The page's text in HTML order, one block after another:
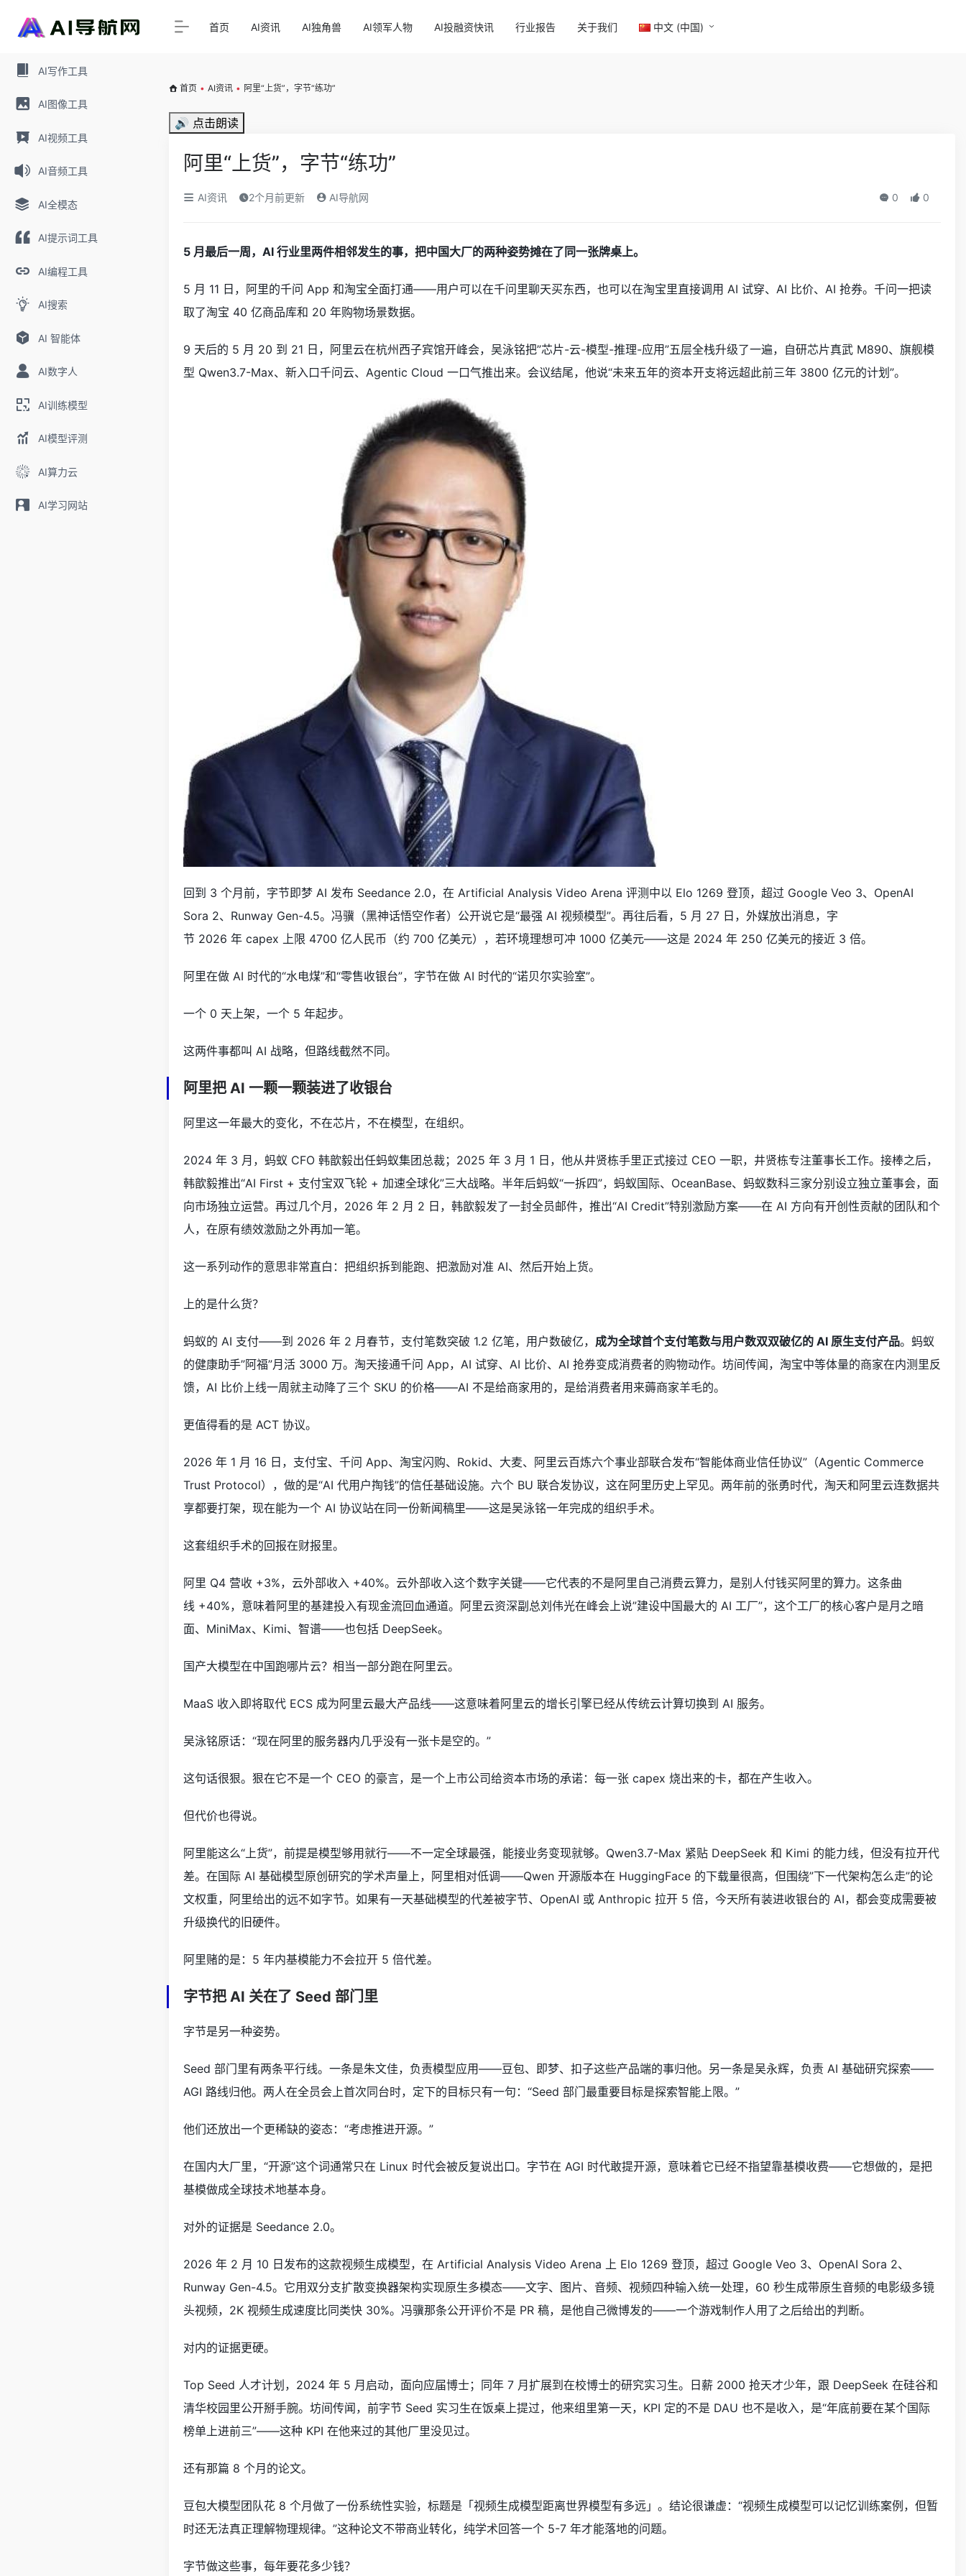
AI写作工具
AI图像工具
AI视频工具
AI音频工具
AI全模态
AI提示词工具
AI编程工具
AI搜索
AI 智能体
AI数字人
AI训练模型
AI模型评测
AI算力云
AI学习网站
首页 AI资讯 AI独角兽 AI领军人物 AI投融资快讯 行业报告 关于我们 中文 (中国)
首页 • AI资讯 • 阿里“上货”，字节“练功”
🔊 点击朗读
阿里“上货”，字节“练功”
AI资讯 2个月前更新 AI导航网 0 0
5 月最后一周，AI 行业里两件相邻发生的事，把中国大厂的两种姿势摊在了同一张牌桌上。
5 月 11 日，阿里的千问 App 和淘宝全面打通——用户可以在千问里聊天买东西，也可以在淘宝里直接调用 AI 试穿、AI 比价、AI 抢券。千问一把读
取了淘宝 40 亿商品库和 20 年购物场景数据。
9 天后的 5 月 20 到 21 日，阿里云在杭州西子宾馆开峰会，吴泳铭把”芯片-云-模型-推理-应用”五层全栈升级了一遍，自研芯片真武 M890、旗舰模
型 Qwen3.7-Max、新入口千问云、Agentic Cloud 一口气推出来。会议结尾，他说“未来五年的资本开支将远超此前三年 3800 亿元的计划”。
回到 3 个月前，字节即梦 AI 发布 Seedance 2.0，在 Artificial Analysis Video Arena 评测中以 Elo 1269 登顶，超过 Google Veo 3、OpenAI
Sora 2、Runway Gen-4.5。冯骥（黑神话悟空作者）公开说它是“最强 AI 视频模型”。再往后看，5 月 27 日，外媒放出消息，字
节 2026 年 capex 上限 4700 亿人民币（约 700 亿美元），若环境理想可冲 1000 亿美元——这是 2024 年 250 亿美元的接近 3 倍。
阿里在做 AI 时代的“水电煤”和“零售收银台”，字节在做 AI 时代的“诺贝尔实验室”。
一个 0 天上架，一个 5 年起步。
这两件事都叫 AI 战略，但路线截然不同。
阿里把 AI 一颗一颗装进了收银台
阿里这一年最大的变化，不在芯片，不在模型，在组织。
2024 年 3 月，蚂蚁 CFO 韩歆毅出任蚂蚁集团总裁；2025 年 3 月 1 日，他从井贤栋手里正式接过 CEO 一职，井贤栋专注董事长工作。接棒之后，
韩歆毅推出“AI First + 支付宝双飞轮 + 加速全球化”三大战略。半年后蚂蚁“一拆四”，蚂蚁国际、OceanBase、蚂蚁数科三家分别设立独立董事会，面
向市场独立运营。再过几个月，2026 年 2 月 2 日，韩歆毅发了一封全员邮件，推出“AI Credit”特别激励方案——在 AI 方向有开创性贡献的团队和个
人，在原有绩效激励之外再加一笔。
这一系列动作的意思非常直白：把组织拆到能跑、把激励对准 AI、然后开始上货。
上的是什么货？
蚂蚁的 AI 支付——到 2026 年 2 月春节，支付笔数突破 1.2 亿笔，用户数破亿， 成为全球首个支付笔数与用户数双双破亿的 AI 原生支付产品。蚂蚁
的健康助手”阿福”月活 3000 万。淘天接通千问 App，AI 试穿、AI 比价、AI 抢券变成消费者的购物动作。坊间传闻，淘宝中等体量的商家在内测里反
馈，AI 比价上线一周就主动降了三个 SKU 的价格——AI 不是给商家用的，是给消费者用来薅商家羊毛的。
更值得看的是 ACT 协议。
2026 年 1 月 16 日，支付宝、千问 App、淘宝闪购、Rokid、大麦、阿里云百炼六个事业部联合发布“智能体商业信任协议”（Agentic Commerce
Trust Protocol），做的是“AI 代用户掏钱”的信任基础设施。六个 BU 联合发协议，这在阿里历史上罕见。两年前的张勇时代，淘天和阿里云连数据共
享都要打架，现在能为一个 AI 协议站在同一份新闻稿里——这是吴泳铭一年完成的组织手术。
这套组织手术的回报在财报里。
阿里 Q4 营收 +3%，云外部收入 +40%。云外部收入这个数字关键——它代表的不是阿里自己消费云算力，是别人付钱买阿里的算力。这条曲
线 +40%，意味着阿里的基建投入有现金流回血通道。阿里云资深副总刘伟光在峰会上说”建设中国最大的 AI 工厂”，这个工厂的核心客户是月之暗
面、MiniMax、Kimi、智谱——也包括 DeepSeek。
国产大模型在中国跑哪片云？相当一部分跑在阿里云。
MaaS 收入即将取代 ECS 成为阿里云最大产品线——这意味着阿里云的增长引擎已经从传统云计算切换到 AI 服务。
吴泳铭原话：“现在阿里的服务器内几乎没有一张卡是空的。”
这句话很狠。狠在它不是一个 CEO 的豪言，是一个上市公司给资本市场的承诺：每一张 capex 烧出来的卡，都在产生收入。
但代价也得说。
阿里能这么“上货”，前提是模型够用就行——不一定全球最强，能接业务变现就够。Qwen3.7-Max 紧贴 DeepSeek 和 Kimi 的能力线，但没有拉开代
差。在国际 AI 基础模型原创研究的学术声量上，阿里相对低调——Qwen 开源版本在 HuggingFace 的下载量很高，但围绕”下一代架构怎么走”的论
文权重，阿里给出的远不如字节。如果有一天基础模型的代差被字节、OpenAI 或 Anthropic 拉开 5 倍，今天所有装进收银台的 AI，都会变成需要被
升级换代的旧硬件。
阿里赌的是：5 年内基模能力不会拉开 5 倍代差。
字节把 AI 关在了 Seed 部门里
字节是另一种姿势。
Seed 部门里有两条平行线。一条是朱文佳，负责模型应用——豆包、即梦、扣子这些产品端的事归他。另一条是吴永辉，负责 AI 基础研究探索——
AGI 路线归他。两人在全员会上首次同台时，定下的目标只有一句：“Seed 部门最重要目标是探索智能上限。”
他们还放出一个更稀缺的姿态：“考虑推进开源。”
在国内大厂里，“开源”这个词通常只在 Linux 时代会被反复说出口。字节在 AGI 时代敢提开源，意味着它已经不指望靠基模收费——它想做的，是把
基模做成全球技术地基本身。
对外的证据是 Seedance 2.0。
2026 年 2 月 10 日发布的这款视频生成模型，在 Artificial Analysis Video Arena 上 Elo 1269 登顶，超过 Google Veo 3、OpenAI Sora 2、
Runway Gen-4.5。它用双分支扩散变换器架构实现原生多模态——文字、图片、音频、视频四种输入统一处理，60 秒生成带原生音频的电影级多镜
头视频，2K 视频生成速度比同类快 30%。冯骥那条公开评价不是 PR 稿，是他自己微博发的——一个游戏制作人用了之后给出的判断。
对内的证据更硬。
Top Seed 人才计划，2024 年 5 月启动，面向应届博士；同年 7 月扩展到在校博士的研究实习生。日薪 2000 抢天才少年，跟 DeepSeek 在硅谷和
清华校园里公开掰手腕。坊间传闻，前字节 Seed 实习生在饭桌上提过，他来组里第一天，KPI 定的不是 DAU 也不是收入，是“年底前要在某个国际
榜单上进前三”——这种 KPI 在他来过的其他厂里没见过。
还有那篇 8 个月的论文。
豆包大模型团队花 8 个月做了一份系统性实验，标题是「视频生成模型距离世界模型有多远」。结论很谦虚：“视频生成模型可以记忆训练案例，但暂
时还无法真正理解物理规律。”这种论文不带商业转化，纯学术回答一个 5-7 年才能落地的问题。
字节做这些事，每年要花多少钱？